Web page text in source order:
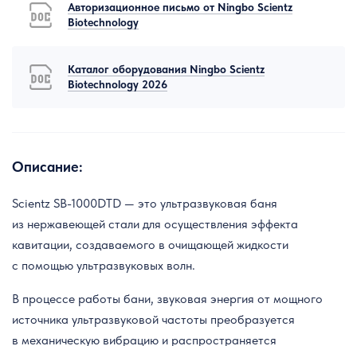
Авторизационное письмо от Ningbo Scientz
Biotechnology
Каталог оборудования Ningbo Scientz
Biotechnology 2026
Описание:
Scientz SB-1000DTD — это ультразвуковая баня
из нержавеющей стали для осуществления эффекта
кавитации, создаваемого в очищающей жидкости
с помощью ультразвуковых волн.
В процессе работы бани, звуковая энергия от мощного
источника ультразвуковой частоты преобразуется
в механическую вибрацию и распространяется